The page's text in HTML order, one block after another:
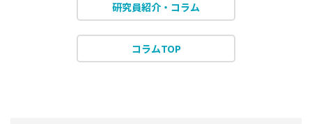
研究員紹介・コラム
コラムTOP